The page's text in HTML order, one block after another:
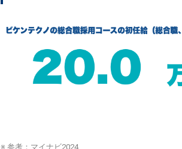
※ 参考： マイナビ2024